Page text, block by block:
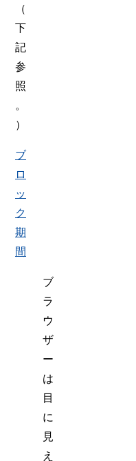
（
下
記
参
照
。
）
ブ
ロ
ッ
ク
期
間
ブ
ラ
ウ
ザ
ー
は
目
に
見
え